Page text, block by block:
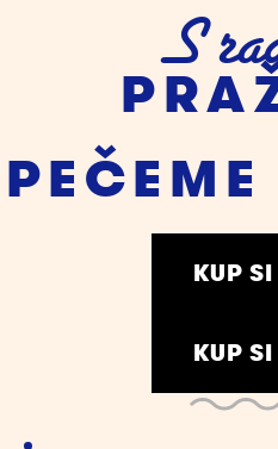
S
PEČEME
KUP SI
KUP SI